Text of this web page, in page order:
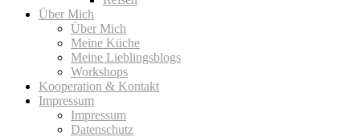
Über Mich
Über Mich
Meine Küche
Meine Lieblingsblogs
Workshops
Kooperation & Kontakt
Impressum
Impressum
Datenschutz